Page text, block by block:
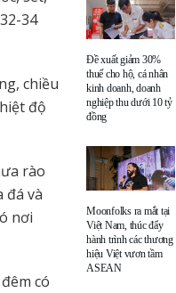
34
chiều
độ
rào
đá và
nơi
có
Đề xuất giảm 30%
thuế cho hộ, cá nhân
kinh doanh, doanh
nghiệp thu dưới 10 tỷ
đồng
Moonfolks ra mắt tại
Việt Nam, thúc đẩy
hành trình các thương
hiệu Việt vươn tầm
ASEAN